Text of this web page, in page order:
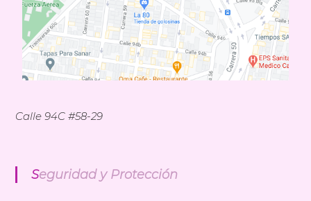
Calle 94C #58-29
Seguridad y Protección